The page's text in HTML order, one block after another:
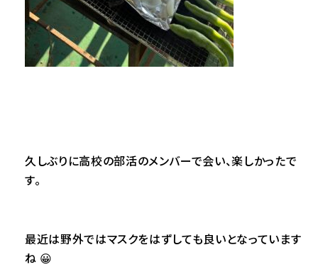
久しぶりに高校の部活のメンバーで会い、楽しかったで
す。
最近は野外ではマスクをはずしても良いとなっています
ね 😀